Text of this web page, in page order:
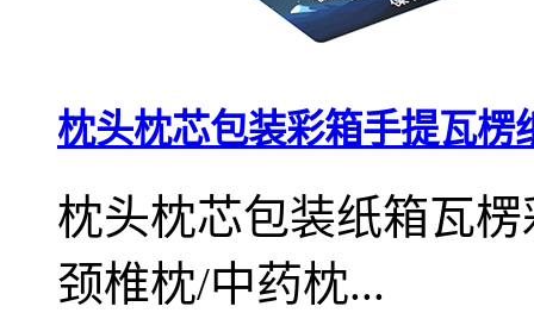
枕头枕芯包装彩箱手提瓦楞
枕头枕芯包装纸箱瓦
颈椎枕/中药枕...